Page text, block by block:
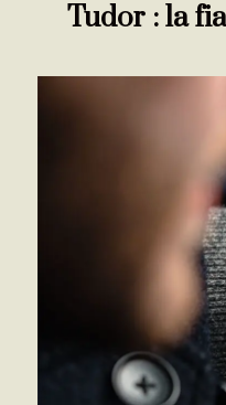
Tudor : la